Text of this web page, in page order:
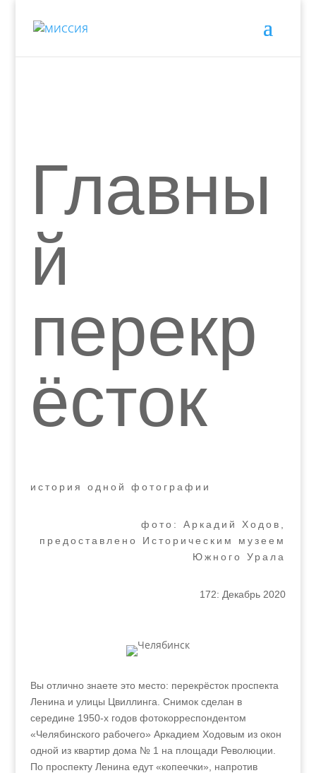
Главны
й
перекр
ёсток
история одной фотографии
фото: Аркадий Ходов,
предоставлено Историческим музеем
Южного Урала
172: Декабрь 2020
Вы отлично знаете это место: перекрёсток проспекта
Ленина и улицы Цвиллинга. Снимок сделан в
середине 1950‑х годов фотокорреспондентом
«Челябинского рабочего» Аркадием Ходовым из окон
одной из квартир дома № 1 на площади Революции.
По проспекту Ленина едут «копеечки», напротив